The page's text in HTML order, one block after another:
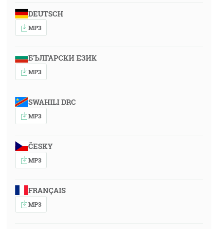
DEUTSCH
MP3
БЪЛГАРСКИ ЕЗИК
MP3
SWAHILI DRC
MP3
ČESKY
MP3
FRANÇAIS
MP3